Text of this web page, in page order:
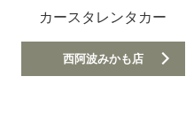
カースタレンタカー
西阿波みかも店